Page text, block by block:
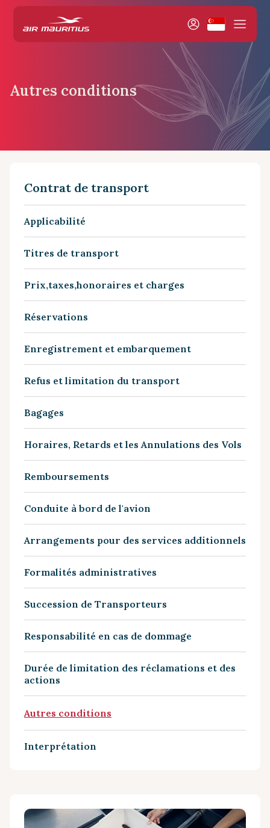
Autres conditions
Contrat de transport
Applicabilité
Titres de transport
Prix,taxes,honoraires et charges
Réservations
Enregistrement et embarquement
Refus et limitation du transport
Bagages
Horaires, Retards et les Annulations des Vols
Remboursements
Conduite à bord de l'avion
Arrangements pour des services additionnels
Formalités administratives
Succession de Transporteurs
Responsabilité en cas de dommage
Durée de limitation des réclamations et des
actions
Autres conditions
Interprétation